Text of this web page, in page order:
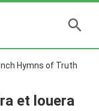
Hymns of Truth
et louera